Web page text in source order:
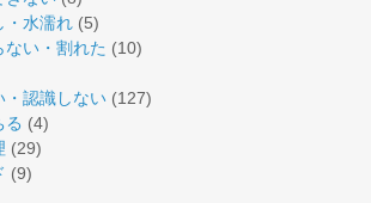
・水濡れ (5)
ない・割れた (10)
・認識しない (127)
る (4)
(29)
(9)